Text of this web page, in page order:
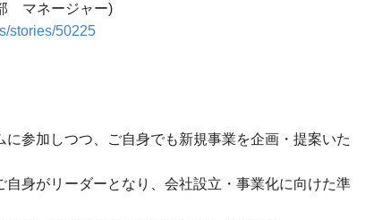
マネージャー)
stories/50225
参加しつつ、ご自身でも新規事業を企画・提案いた
身がリーダーとなり、会社設立・事業化に向けた準